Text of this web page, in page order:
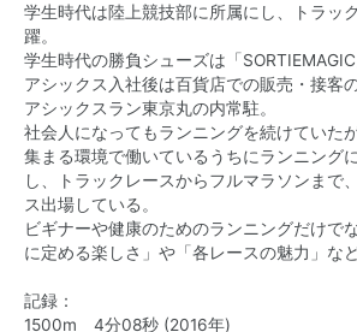
学生時代は陸上競技部に所属にし、トラッ
躍。
学生時代の勝負シューズは「SORTIEMAGIC
アシックス入社後は百貨店での販売・接客
アシックスラン東京丸の内常駐。
社会人になってもランニングを続けていた
集まる環境で働いているうちにランニング
し、トラックレースからフルマラソンまで
ス出場している。
ビギナーや健康のためのランニングだけで
に定める楽しさ」や「各レースの魅力」な
記録：
1500m 4分08秒 (2016年)